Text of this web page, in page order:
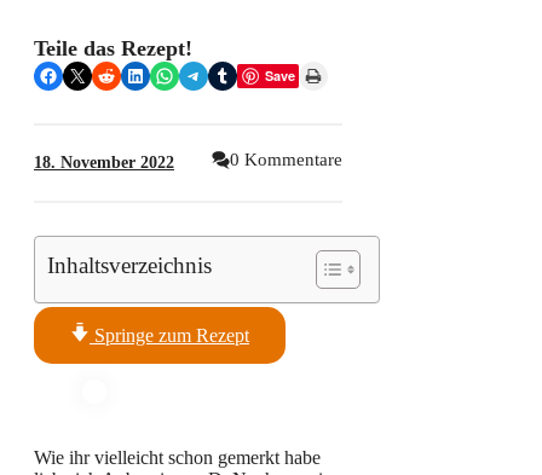
Teile das Rezept!
Share on Facebook
Share on X Share on RedditShare on LinkedIn
Share on WhatsApp
Share on Telegram
Share on TumblrSave Print this Page
18. November 2022 0 Kommentare
Inhaltsverzeichnis
Springe zum Rezept
Wie ihr vielleicht schon gemerkt habe